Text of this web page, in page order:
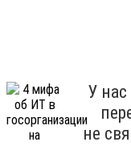
У нас
не